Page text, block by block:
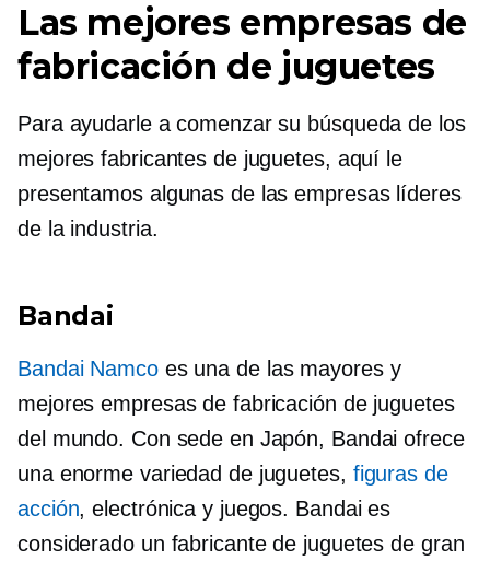
Las mejores empresas de
fabricación de juguetes
Para ayudarle a comenzar su búsqueda de los
mejores fabricantes de juguetes, aquí le
presentamos algunas de las empresas líderes
de la industria.
Bandai
Bandai Namcoes una de las mayores y
mejores empresas de fabricación de juguetes
del mundo. Con sede en Japón, Bandai ofrece
una enorme variedad de juguetes, figuras de
acción, electrónica y juegos. Bandai es
considerado un fabricante de juguetes de gran